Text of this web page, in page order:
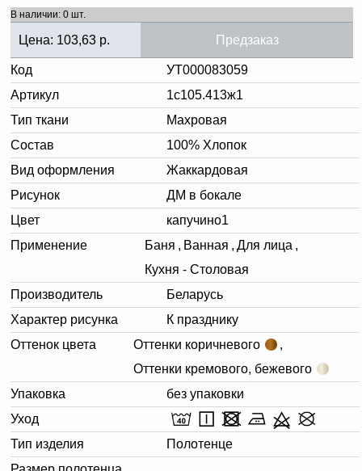
В наличии: 0 шт.
Цена: 103,63 р. Предзаказ
Код
УТ000083059
Артикул
1с105.413ж1
Тип ткани
Махровая
Состав
100% Хлопок
Вид оформления
Жаккардовая
Рисунок
ДМ в бокале
Цвет
капучино1
Применение
Баня , Ванная , Для лица ,
Кухня - Столовая
Производитель
Беларусь
Характер рисунка
К празднику
Оттенок цвета
Оттенки коричневого
,
Оттенки кремового, бежевого
Упаковка
без упаковки
Уход
Тип изделия
Полотенце